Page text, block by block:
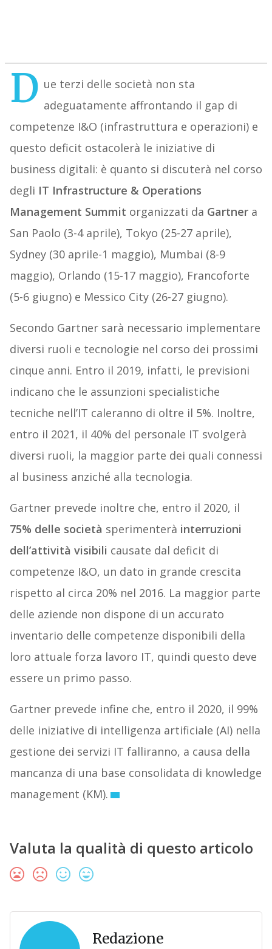
D ue terzi delle società non sta
adeguatamente affrontando il gap di
competenze I&O (infrastruttura e operazioni) e
questo deficit ostacolerà le iniziative di
business digitali: è quanto si discuterà nel corso
degli IT Infrastructure & Operations
Management Summit organizzati da Gartnera
San Paolo (3-4 aprile), Tokyo (25-27 aprile),
Sydney (30 aprile-1 maggio), Mumbai (8-9
maggio), Orlando (15-17 maggio), Francoforte
(5-6 giugno) e Messico City (26-27 giugno).
Secondo Gartner sarà necessario implementare
diversi ruoli e tecnologie nel corso dei prossimi
cinque anni. Entro il 2019, infatti, le previsioni
indicano che le assunzioni specialistiche
tecniche nell’IT caleranno di oltre il 5%. Inoltre,
entro il 2021, il 40% del personale IT svolgerà
diversi ruoli, la maggior parte dei quali connessi
al business anziché alla tecnologia.
Gartner prevede inoltre che, entro il 2020, il
75% delle società sperimenterà interruzioni
dell’attività visibili causate dal deficit di
competenze I&O, un dato in grande crescita
rispetto al circa 20% nel 2016. La maggior parte
delle aziende non dispone di un accurato
inventario delle competenze disponibili della
loro attuale forza lavoro IT, quindi questo deve
essere un primo passo.
Gartner prevede infine che, entro il 2020, il 99%
delle iniziative di intelligenza artificiale (AI) nella
gestione dei servizi IT falliranno, a causa della
mancanza di una base consolidata di knowledge
management (KM).
Valuta la qualità di questo articolo
Redazione